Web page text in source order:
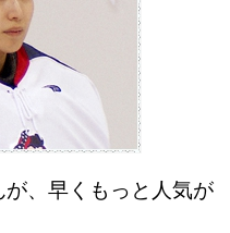
、早くもっと人気が